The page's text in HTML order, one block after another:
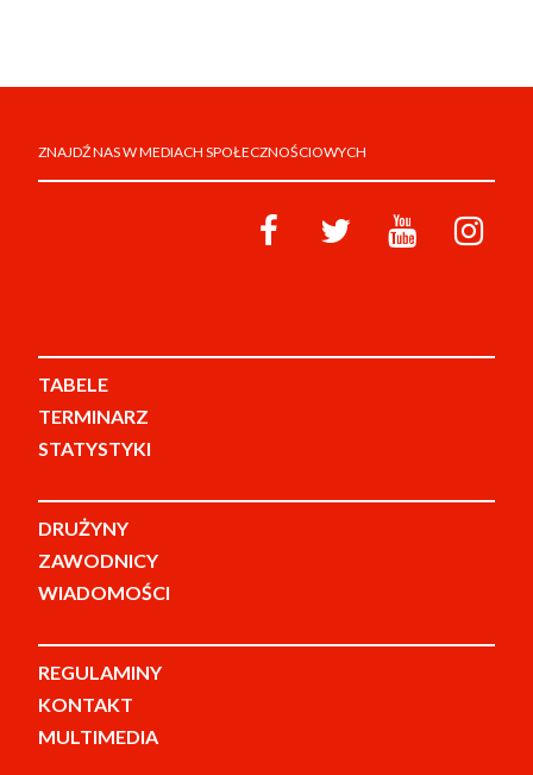
ZNAJDŹ NAS W MEDIACH SPOŁECZNOŚCIOWYCH
TABELE
TERMINARZ
STATYSTYKI
DRUŻYNY
ZAWODNICY
WIADOMOŚCI
REGULAMINY
KONTAKT
MULTIMEDIA